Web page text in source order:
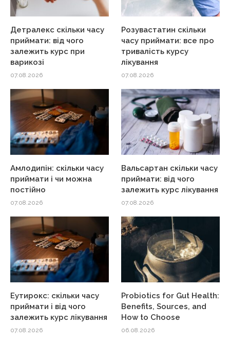
Детралекс скільки часу
приймати: від чого
залежить курс при
варикозі
07.08.2026
Розувастатин скільки
часу приймати: все про
тривалість курсу
лікування
07.08.2026
Амлодипін: скільки часу
приймати і чи можна
постійно
07.08.2026
Вальсартан скільки часу
приймати: від чого
залежить курс лікування
07.08.2026
Еутирокс: скільки часу
приймати і від чого
залежить курс лікування
07.08.2026
Probiotics for Gut Health:
Benefits, Sources, and
How to Choose
06.08.2026